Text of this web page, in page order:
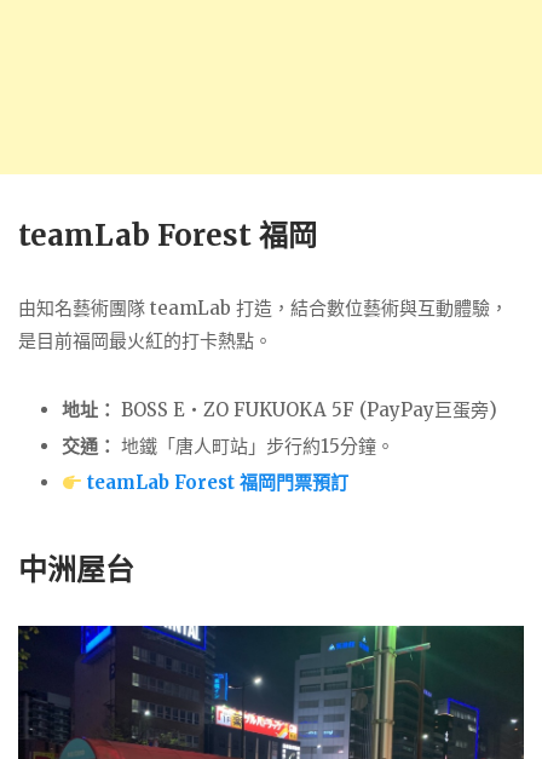
teamLab Forest 福岡
由知名藝術團隊 teamLab 打造，結合數位藝術與互動體驗，
是目前福岡最火紅的打卡熱點。
地址： BOSS E・ZO FUKUOKA 5F (PayPay巨蛋旁)
交通： 地鐵「唐人町站」步行約15分鐘。
teamLab Forest 福岡門票預訂
中洲屋台